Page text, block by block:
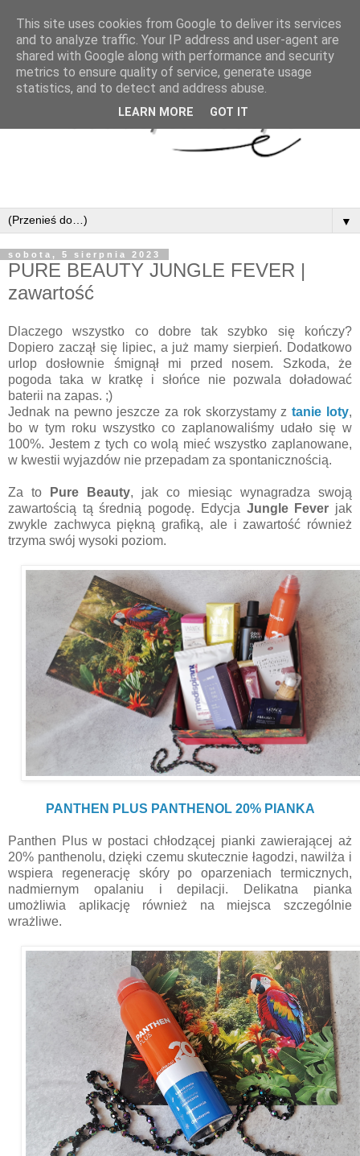
▼
sobota, 5 sierpnia 2023
PURE BEAUTY JUNGLE FEVER |
zawartość
Dlaczego wszystko co dobre tak szybko się kończy?
Dopiero zaczął się lipiec, a już mamy sierpień. Dodatkowo
urlop dosłownie śmignął mi przed nosem. Szkoda, że
pogoda taka w kratkę i słońce nie pozwala doładować
baterii na zapas. ;)
Jednak na pewno jeszcze za rok skorzystamy ztanie loty,
bo w tym roku wszystko co zaplanowaliśmy udało się w
100%. Jestem z tych co wolą mieć wszystko zaplanowane,
w kwestii wyjazdów nie przepadam za spontanicznością.
Za to Pure Beauty, jak co miesiąc wynagradza swoją
zawartością tą średnią pogodę. Edycja Jungle Fever jak
zwykle zachwyca piękną grafiką, ale i zawartość również
trzyma swój wysoki poziom.
PANTHEN PLUS PANTHENOL 20% PIANKA
Panthen Plus w postaci chłodzącej pianki zawierającej aż
20% panthenolu, dzięki czemu skutecznie łagodzi, nawilża i
wspiera regenerację skóry po oparzeniach termicznych,
nadmiernym opalaniu i depilacji. Delikatna pianka
umożliwia aplikację również na miejsca szczególnie
wrażliwe.
This site uses cookies from Google to deliver its services
and to analyze traffic. Your IP address and user-agent are
shared with Google along with performance and security
metrics to ensure quality of service, generate usage
statistics, and to detect and address abuse.
LEARN MORE GOT IT